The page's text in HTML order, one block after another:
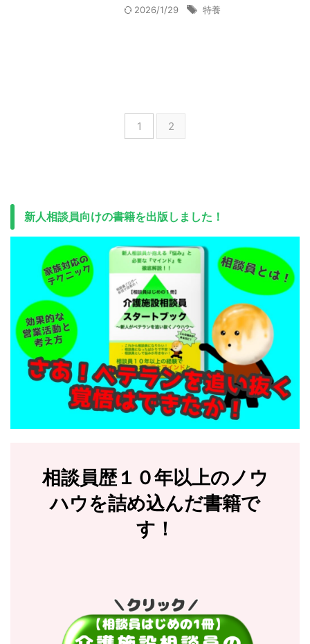
2026/1/29 特養
1 2
新人相談員向けの書籍を出版しました！
相談員歴１０年以上のノウ
ハウを詰め込んだ書籍で
す！